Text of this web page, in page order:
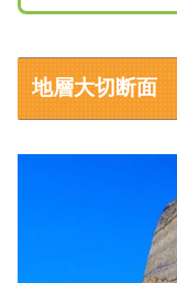
地層大切断面